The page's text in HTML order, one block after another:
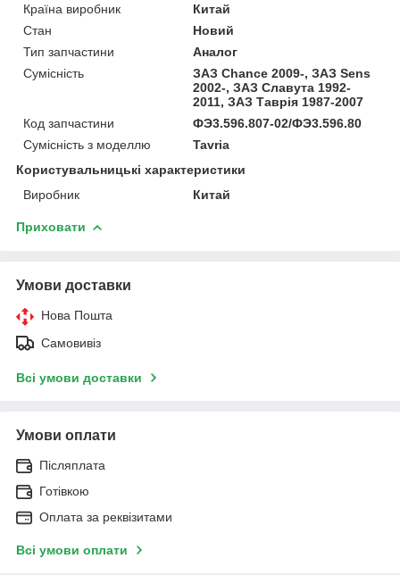
Країна виробник
Китай
Стан
Новий
Тип запчастини
Аналог
Сумісність
ЗАЗ Chance 2009-, ЗАЗ Sens
2002-, ЗАЗ Славута 1992-
2011, ЗАЗ Таврія 1987-2007
Код запчастини
ФЭ3.596.807-02/ФЭ3.596.80
Сумісність з моделлю
Tavria
Користувальницькі характеристики
Виробник
Китай
Приховати
Умови доставки
Нова Пошта
Самовивіз
Всі умови доставки
Умови оплати
Післяплата
Готівкою
Оплата за реквізитами
Всі умови оплати